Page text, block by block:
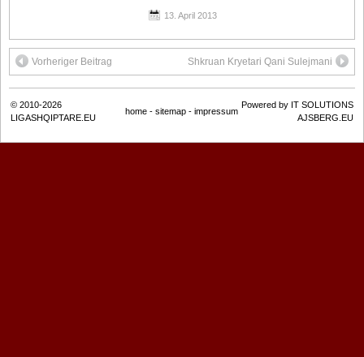
13. April 2013
Vorheriger Beitrag Shkruan Kryetari Qani Sulejmani
© 2010-2026
LIGASHQIPTARE.EU
home - sitemap - impressum
Powered by IT SOLUTIONS
AJSBERG.EU